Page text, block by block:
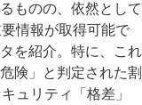
ものの、依然として
情報が取得可能で
を紹介。特に、これ
険」と判定された割
ュリティ「格差」